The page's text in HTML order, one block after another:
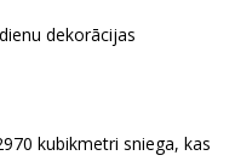
dekorācijas
kubikmetri sniega, kas